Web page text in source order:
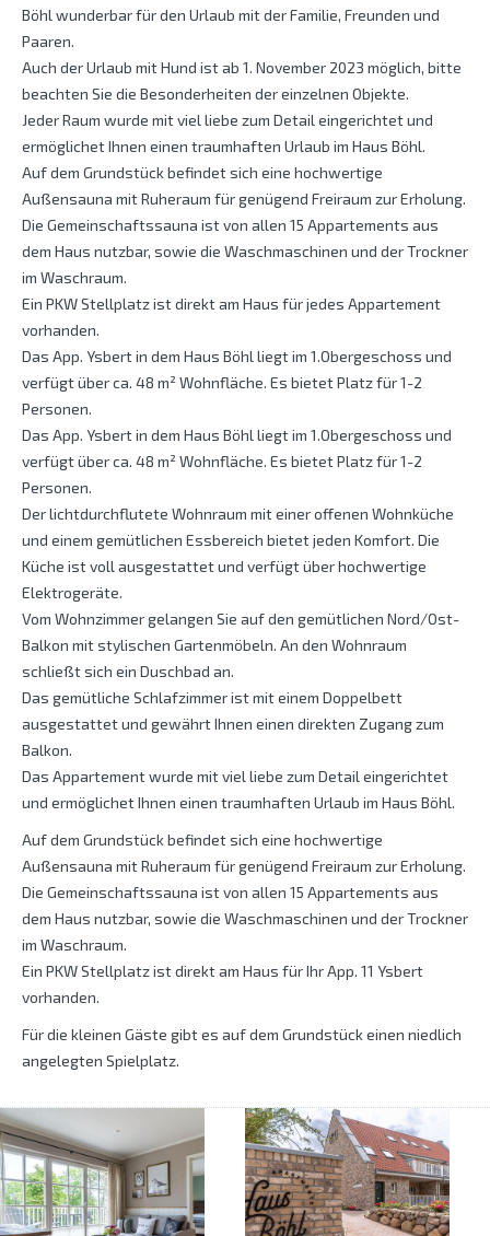
Böhl wunderbar für den Urlaub mit der Familie, Freunden und
Paaren.
Auch der Urlaub mit Hund ist ab 1. November 2023 möglich, bitte
beachten Sie die Besonderheiten der einzelnen Objekte.
Jeder Raum wurde mit viel liebe zum Detail eingerichtet und
ermöglichet Ihnen einen traumhaften Urlaub im Haus Böhl.
Auf dem Grundstück befindet sich eine hochwertige
Außensauna mit Ruheraum für genügend Freiraum zur Erholung.
Die Gemeinschaftssauna ist von allen 15 Appartements aus
dem Haus nutzbar, sowie die Waschmaschinen und der Trockner
im Waschraum.
Ein PKW Stellplatz ist direkt am Haus für jedes Appartement
vorhanden.
Das App. Ysbert in dem Haus Böhl liegt im 1.Obergeschoss und
verfügt über ca. 48 m² Wohnfläche. Es bietet Platz für 1-2
Personen.
Das App. Ysbert in dem Haus Böhl liegt im 1.Obergeschoss und
verfügt über ca. 48 m² Wohnfläche. Es bietet Platz für 1-2
Personen.
Der lichtdurchflutete Wohnraum mit einer offenen Wohnküche
und einem gemütlichen Essbereich bietet jeden Komfort. Die
Küche ist voll ausgestattet und verfügt über hochwertige
Elektrogeräte.
Vom Wohnzimmer gelangen Sie auf den gemütlichen Nord/Ost-
Balkon mit stylischen Gartenmöbeln. An den Wohnraum
schließt sich ein Duschbad an.
Das gemütliche Schlafzimmer ist mit einem Doppelbett
ausgestattet und gewährt Ihnen einen direkten Zugang zum
Balkon.
Das Appartement wurde mit viel liebe zum Detail eingerichtet
und ermöglichet Ihnen einen traumhaften Urlaub im Haus Böhl.
Auf dem Grundstück befindet sich eine hochwertige
Außensauna mit Ruheraum für genügend Freiraum zur Erholung.
Die Gemeinschaftssauna ist von allen 15 Appartements aus
dem Haus nutzbar, sowie die Waschmaschinen und der Trockner
im Waschraum.
Ein PKW Stellplatz ist direkt am Haus für Ihr App. 11 Ysbert
vorhanden.
Für die kleinen Gäste gibt es auf dem Grundstück einen niedlich
angelegten Spielplatz.